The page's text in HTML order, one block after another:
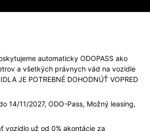
automaticky ODOPASS ako
a všetkých právnych vád na vozidle
JE POTREBNÉ DOHODNÚŤ VOPRED
14/11/2027, ODO-Pass, Možný leasing,
vozidlo už od 0% akontácie za